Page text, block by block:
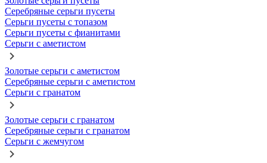
Серебряные серьги пусеты
Серьги пусеты с топазом
Серьги пусеты с фианитами
Серьги с аметистом
Золотые серьги с аметистом
Серебряные серьги с аметистом
Серьги с гранатом
Золотые серьги с гранатом
Серебряные серьги с гранатом
Серьги с жемчугом